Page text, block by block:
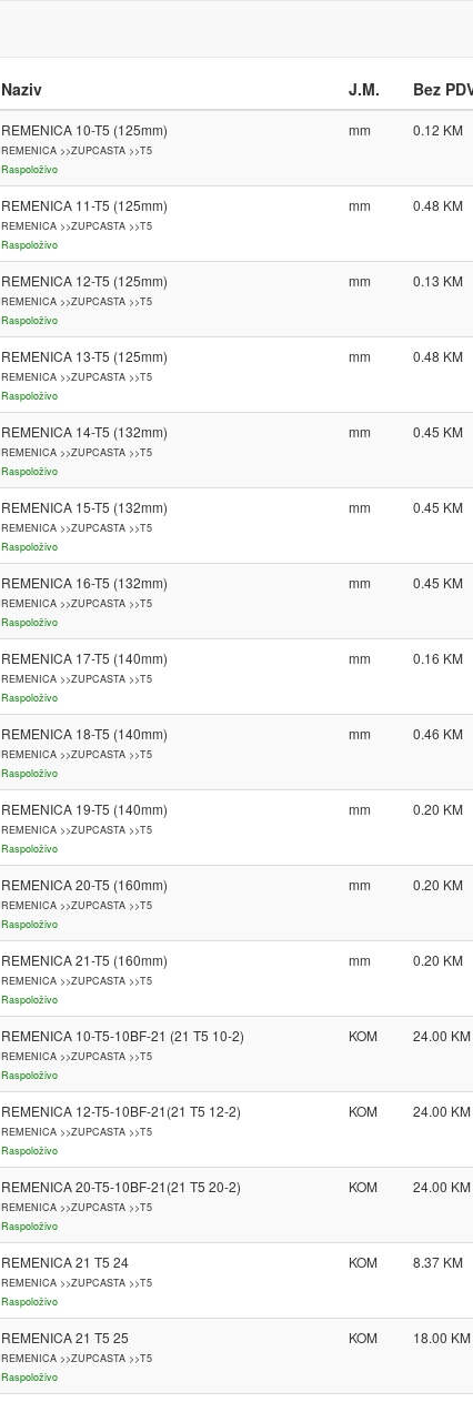
Naziv J.M. Bez
REMENICA 10-T5 (125mm)
REMENICA >>ZUPCASTA >>T5
Raspoloživo
mm 0.12
REMENICA 11-T5 (125mm)
REMENICA >>ZUPCASTA >>T5
Raspoloživo
mm 0.48
REMENICA 12-T5 (125mm)
REMENICA >>ZUPCASTA >>T5
Raspoloživo
mm 0.13
REMENICA 13-T5 (125mm)
REMENICA >>ZUPCASTA >>T5
Raspoloživo
mm 0.48
REMENICA 14-T5 (132mm)
REMENICA >>ZUPCASTA >>T5
Raspoloživo
mm 0.45
REMENICA 15-T5 (132mm)
REMENICA >>ZUPCASTA >>T5
Raspoloživo
mm 0.45
REMENICA 16-T5 (132mm)
REMENICA >>ZUPCASTA >>T5
Raspoloživo
mm 0.45
REMENICA 17-T5 (140mm)
REMENICA >>ZUPCASTA >>T5
Raspoloživo
mm 0.16
REMENICA 18-T5 (140mm)
REMENICA >>ZUPCASTA >>T5
Raspoloživo
mm 0.46
REMENICA 19-T5 (140mm)
REMENICA >>ZUPCASTA >>T5
Raspoloživo
mm 0.20
REMENICA 20-T5 (160mm)
REMENICA >>ZUPCASTA >>T5
Raspoloživo
mm 0.20
REMENICA 21-T5 (160mm)
REMENICA >>ZUPCASTA >>T5
Raspoloživo
mm 0.20
REMENICA 10-T5-10BF-21 (21 T5 10-2)
REMENICA >>ZUPCASTA >>T5
Raspoloživo
KOM 24.00
REMENICA 12-T5-10BF-21(21 T5 12-2)
REMENICA >>ZUPCASTA >>T5
Raspoloživo
KOM 24.00
REMENICA 20-T5-10BF-21(21 T5 20-2)
REMENICA >>ZUPCASTA >>T5
Raspoloživo
KOM 24.00
REMENICA 21 T5 24
REMENICA >>ZUPCASTA >>T5
Raspoloživo
KOM 8.37
REMENICA 21 T5 25
REMENICA >>ZUPCASTA >>T5
Raspoloživo
KOM 18.00